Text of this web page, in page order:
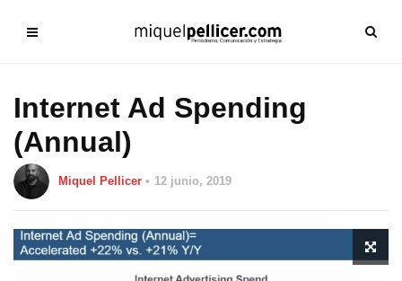
Internet Ad Spending
(Annual)
Miquel Pellicer 12 junio, 2019